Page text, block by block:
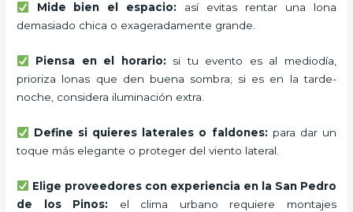
Mide bien el espacio: así evitas rentar una lona
demasiado chica o exageradamente grande.
Piensa en el horario:si tu evento es al mediodía,
prioriza lonas que den buena sombra; si es en la tarde-
noche, considera iluminación extra.
Define si quieres laterales o faldones:para dar un
toque más elegante o proteger del viento lateral.
Elige proveedores con experiencia en la San Pedro
de los Pinos: el clima urbano requiere montajes